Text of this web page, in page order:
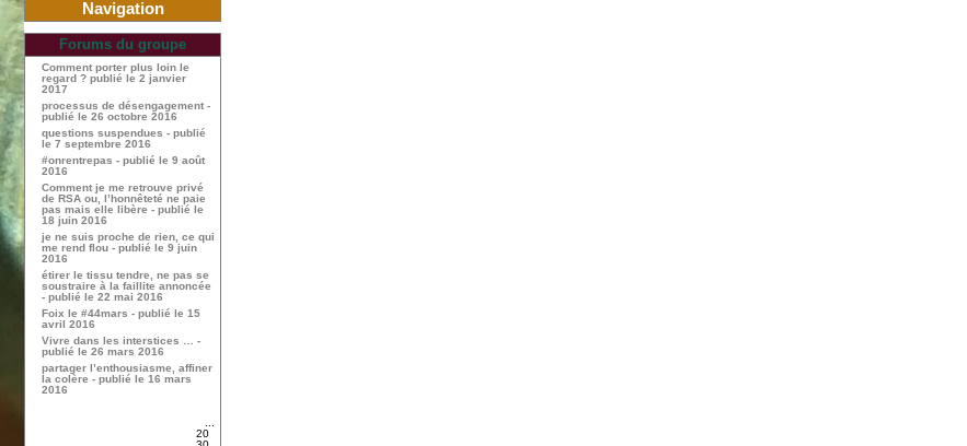
Navigation
Forums du groupe
Comment porter plus loin le
regard ? publié le 2 janvier
2017
processus de désengagement -
publié le 26 octobre 2016
questions suspendues - publié
le 7 septembre 2016
#onrentrepas - publié le 9 août
2016
Comment je me retrouve privé
de RSA ou, l’honnêteté ne paie
pas mais elle libère - publié le
18 juin 2016
je ne suis proche de rien, ce qui
me rend flou - publié le 9 juin
2016
étirer le tissu tendre, ne pas se
soustraire à la faillite annoncée
- publié le 22 mai 2016
Foix le #44mars - publié le 15
avril 2016
Vivre dans les interstices … -
publié le 26 mars 2016
partager l’enthousiasme, affiner
la colère - publié le 16 mars
2016
20